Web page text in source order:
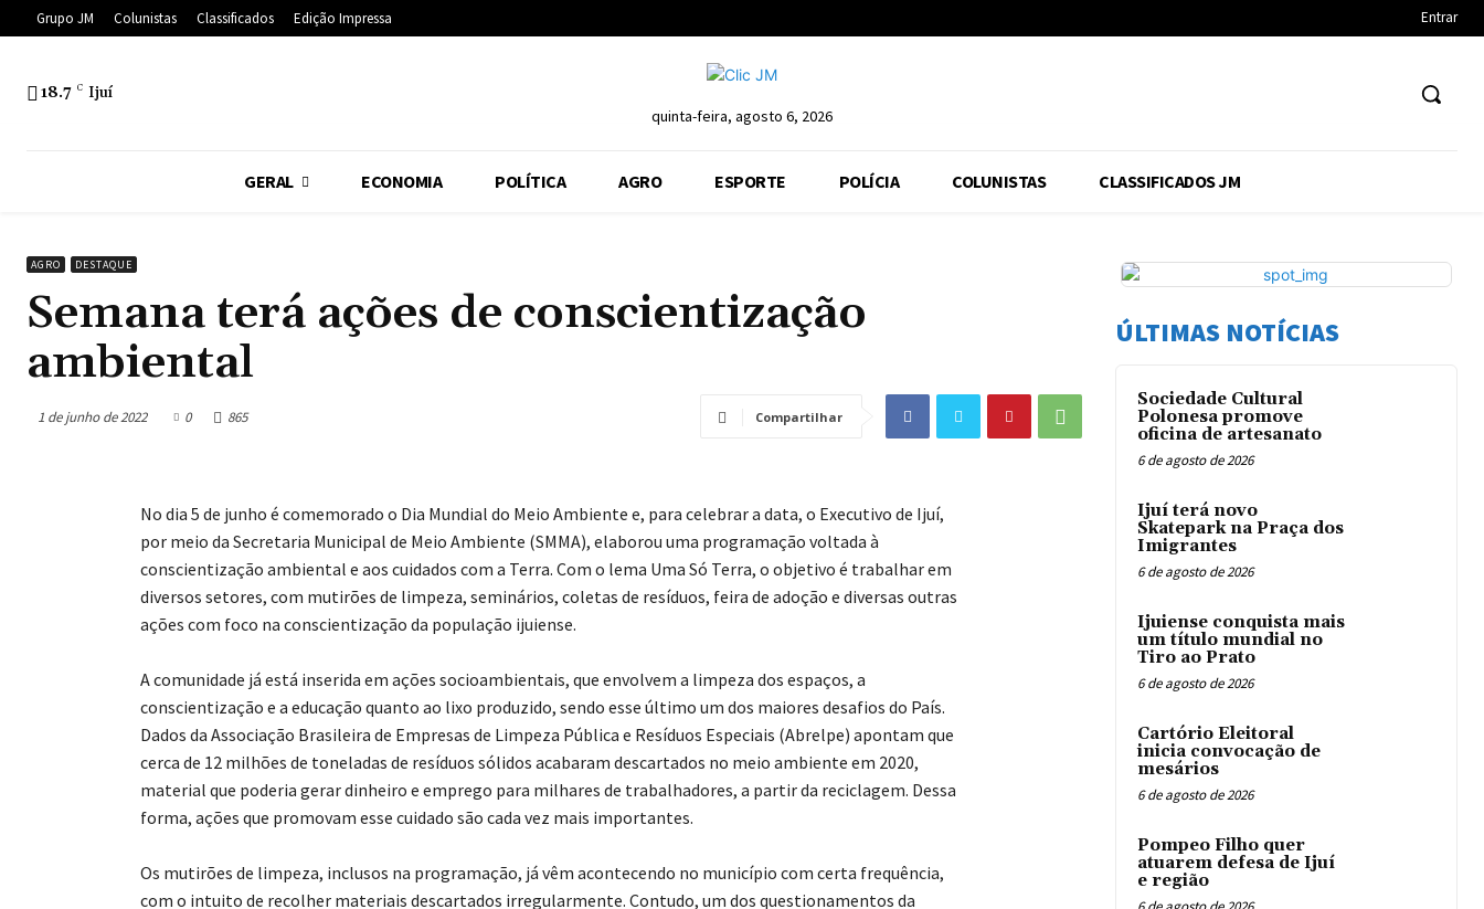
Grupo JM Colunistas Classificados Edição Impressa Entrar
18.7 C Ijuí
quinta-feira, agosto 6, 2026
GERAL ECONOMIA POLÍTICA AGRO ESPORTE POLÍCIA COLUNISTAS CLASSIFICADOS JM
AGRO DESTAQUE
Semana terá ações de conscientização
ambiental
1 de junho de 2022 0 865 Compartilhar
No dia 5 de junho é comemorado o Dia Mundial do Meio Ambiente e, para celebrar a data, o Executivo de Ijuí,
por meio da Secretaria Municipal de Meio Ambiente (SMMA), elaborou uma programação voltada à
conscientização ambiental e aos cuidados com a Terra. Com o lema Uma Só Terra, o objetivo é trabalhar em
diversos setores, com mutirões de limpeza, seminários, coletas de resíduos, feira de adoção e diversas outras
ações com foco na conscientização da população ijuiense.
A comunidade já está inserida em ações socioambientais, que envolvem a limpeza dos espaços, a
conscientização e a educação quanto ao lixo produzido, sendo esse último um dos maiores desafios do País.
Dados da Associação Brasileira de Empresas de Limpeza Pública e Resíduos Especiais (Abrelpe) apontam que
cerca de 12 milhões de toneladas de resíduos sólidos acabaram descartados no meio ambiente em 2020,
material que poderia gerar dinheiro e emprego para milhares de trabalhadores, a partir da reciclagem. Dessa
forma, ações que promovam esse cuidado são cada vez mais importantes.
Os mutirões de limpeza, inclusos na programação, já vêm acontecendo no município com certa frequência,
com o intuito de recolher materiais descartados irregularmente. Contudo, um dos questionamentos da
ÚLTIMAS NOTÍCIAS
Sociedade Cultural
Polonesa promove
oficina de artesanato
6 de agosto de 2026
Ijuí terá novo
Skatepark na Praça dos
Imigrantes
6 de agosto de 2026
Ijuiense conquista mais
um título mundial no
Tiro ao Prato
6 de agosto de 2026
Cartório Eleitoral
inicia convocação de
mesários
6 de agosto de 2026
Pompeo Filho quer
atuarem defesa de Ijuí
e região